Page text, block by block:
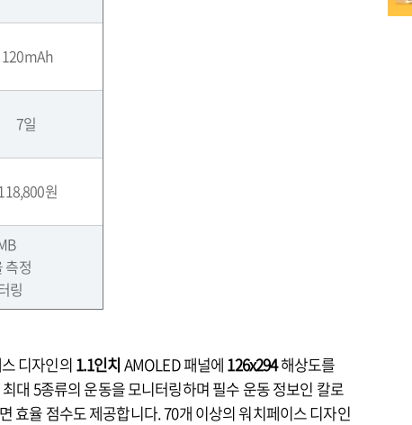
120mAh
7일
원
측정
링
디자인의 1.1인치 AMOLED 패널에 126x294해상도를
대 5종류의 운동을 모니터링하며 필수 운동 정보인 칼로
효율 점수도 제공합니다. 70개 이상의 워치페이스 디자인